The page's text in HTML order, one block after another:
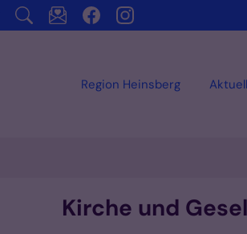
Region Heinsberg Aktuell
Kirche und